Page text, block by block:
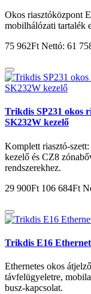
Okos riasztóközpont
mobilhálózati tartalék
75 962Ft Nettó: 61
Trikdis SP231 okos
SK232W kezelő
Komplett riasztó-
kezelő és CZ8
rendszerekhez.
29 900Ft 106 684Ft
Trikdis E16
Ethernetes okos
távfelügyeletre,
busz-kapcsolat.